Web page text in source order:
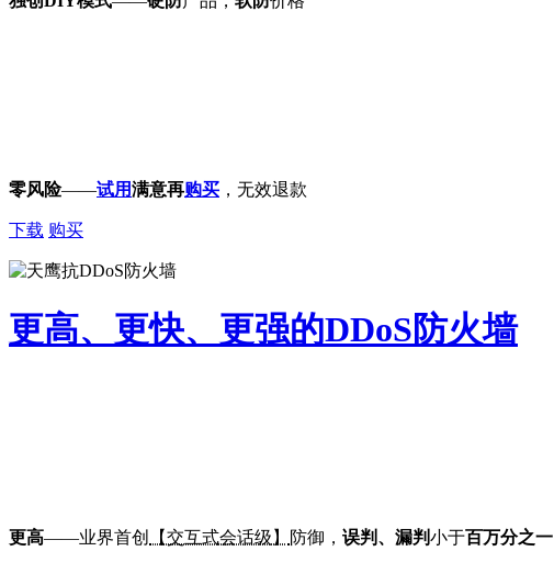
零风险——试用满意再购买 ，无效退款
下载 购买
更高、更快、更强的DDoS防火墙
更高——业界首创 【交互式会话级】 防御， 误判、漏判小于百万分之一